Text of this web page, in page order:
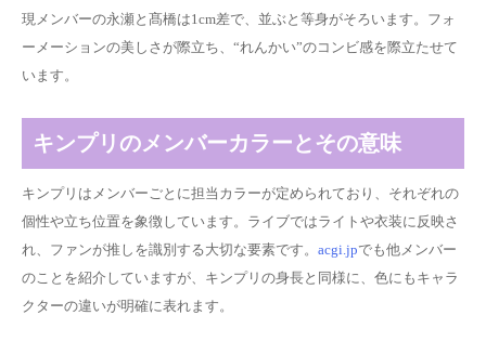
現メンバーの永瀬と髙橋は1cm差で、並ぶと等身がそろいます。フォ
ーメーションの美しさが際立ち、“れんかい”のコンビ感を際立たせて
います。
キンプリのメンバーカラーとその意味
キンプリはメンバーごとに担当カラーが定められており、それぞれの
個性や立ち位置を象徴しています。ライブではライトや衣装に反映さ
れ、ファンが推しを識別する大切な要素です。 acgi.jpでも他メンバー
のことを紹介していますが、キンプリの身長と同様に、色にもキャラ
クターの違いが明確に表れます。